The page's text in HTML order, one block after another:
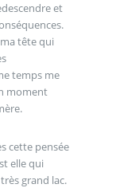
et
ma tête qui
temps me
moment
cette pensée
elle qui
grand lac.